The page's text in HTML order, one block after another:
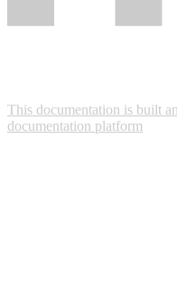
This documentation is built
documentation platform